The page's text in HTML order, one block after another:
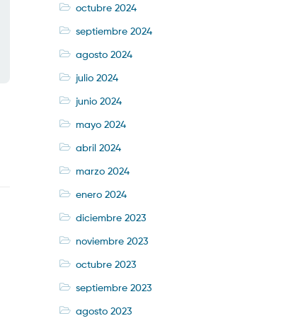
octubre 2024
septiembre 2024
agosto 2024
julio 2024
junio 2024
mayo 2024
abril 2024
marzo 2024
enero 2024
diciembre 2023
noviembre 2023
octubre 2023
septiembre 2023
agosto 2023